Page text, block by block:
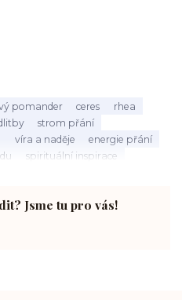
pomander ceres
rhea
strom přání
víra a naděje
energie přání
spirituální inspirace
Jsme tu pro vás!